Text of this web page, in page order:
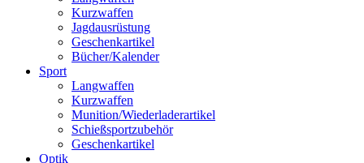
Kurzwaffen
Jagdausrüstung
Geschenkartikel
Bücher/Kalender
Sport
Langwaffen
Kurzwaffen
Munition/Wiederladerartikel
Schießsportzubehör
Geschenkartikel
Optik